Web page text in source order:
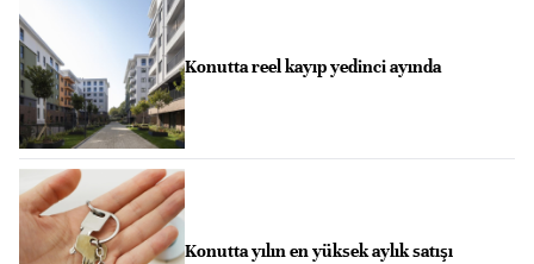
Konutta reel kayıp yedinci ayında
Konutta yılın en yüksek aylık satışı